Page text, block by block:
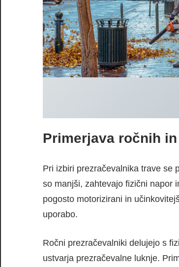
Primerjava ročnih
Pri izbiri prezračevalnika trave se
so manjši, zahtevajo fizični napor
pogosto motorizirani in
uporabo.
Ročni prezračevalniki delujejo s
ustvarja prezračevalne luknje.